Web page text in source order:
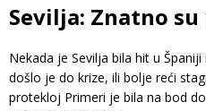
Sevilja: Znatno
Nekada je Sevilja bila hit u
došlo je do krize, ili bolje reći
protekloj Primeri je bila na bod